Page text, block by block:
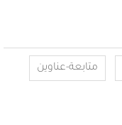
متابعة-عناوين